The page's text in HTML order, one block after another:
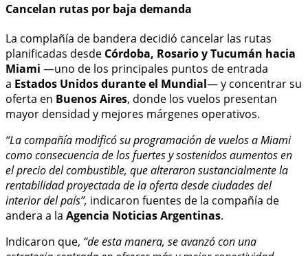
Cancelan rutas por baja demanda
La complañía de bandera decidió cancelar las rutas
planificadas desde Córdoba, Rosario y Tucumán hacia
Miami —uno de los principales puntos de entrada
a Estados Unidos durante el Mundial— y concentrar su
oferta en Buenos Aires, donde los vuelos presentan
mayor densidad y mejores márgenes operativos.
“La compañía modificó su programación de vuelos a Miami
como consecuencia de los fuertes y sostenidos aumentos en
el precio del combustible, que alteraron sustancialmente la
rentabilidad proyectada de la oferta desde ciudades del
interior del país”, indicaron fuentes de la compañía de
andera a la Agencia Noticias Argentinas.
Indicaron que, “de esta manera, se avanzó con una